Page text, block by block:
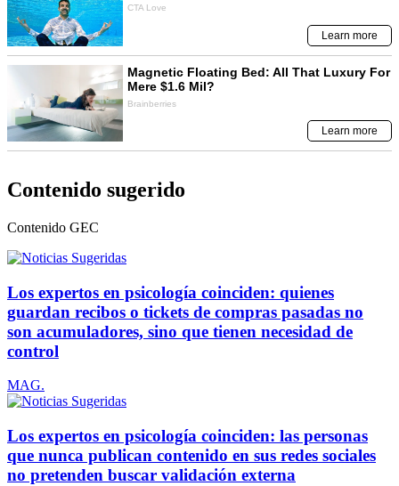
Contenido sugerido
Contenido GEC
Los expertos en psicología coinciden: quienes
guardan recibos o tickets de compras pasadas no
son acumuladores, sino que tienen necesidad de
control
MAG.
Los expertos en psicología coinciden: las personas
que nunca publican contenido en sus redes sociales
no pretenden buscar validación externa